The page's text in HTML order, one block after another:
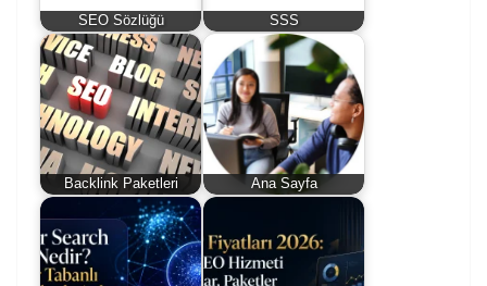
SEO Sözlüğü SSS
Backlink Paketleri Ana Sayfa